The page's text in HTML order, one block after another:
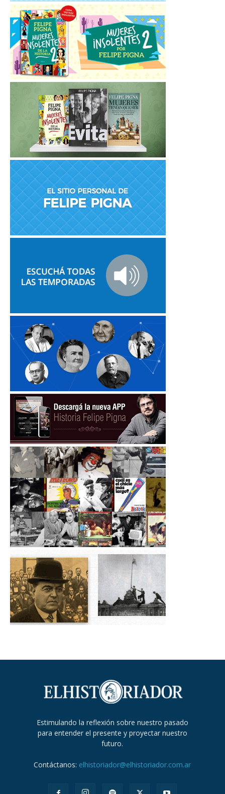
Estimulando la reflexión sobre nuestro pasado
para entender el presente y proyectar nuestro
futuro.
Contáctanos: elhistoriador@elhistoriador.com.ar